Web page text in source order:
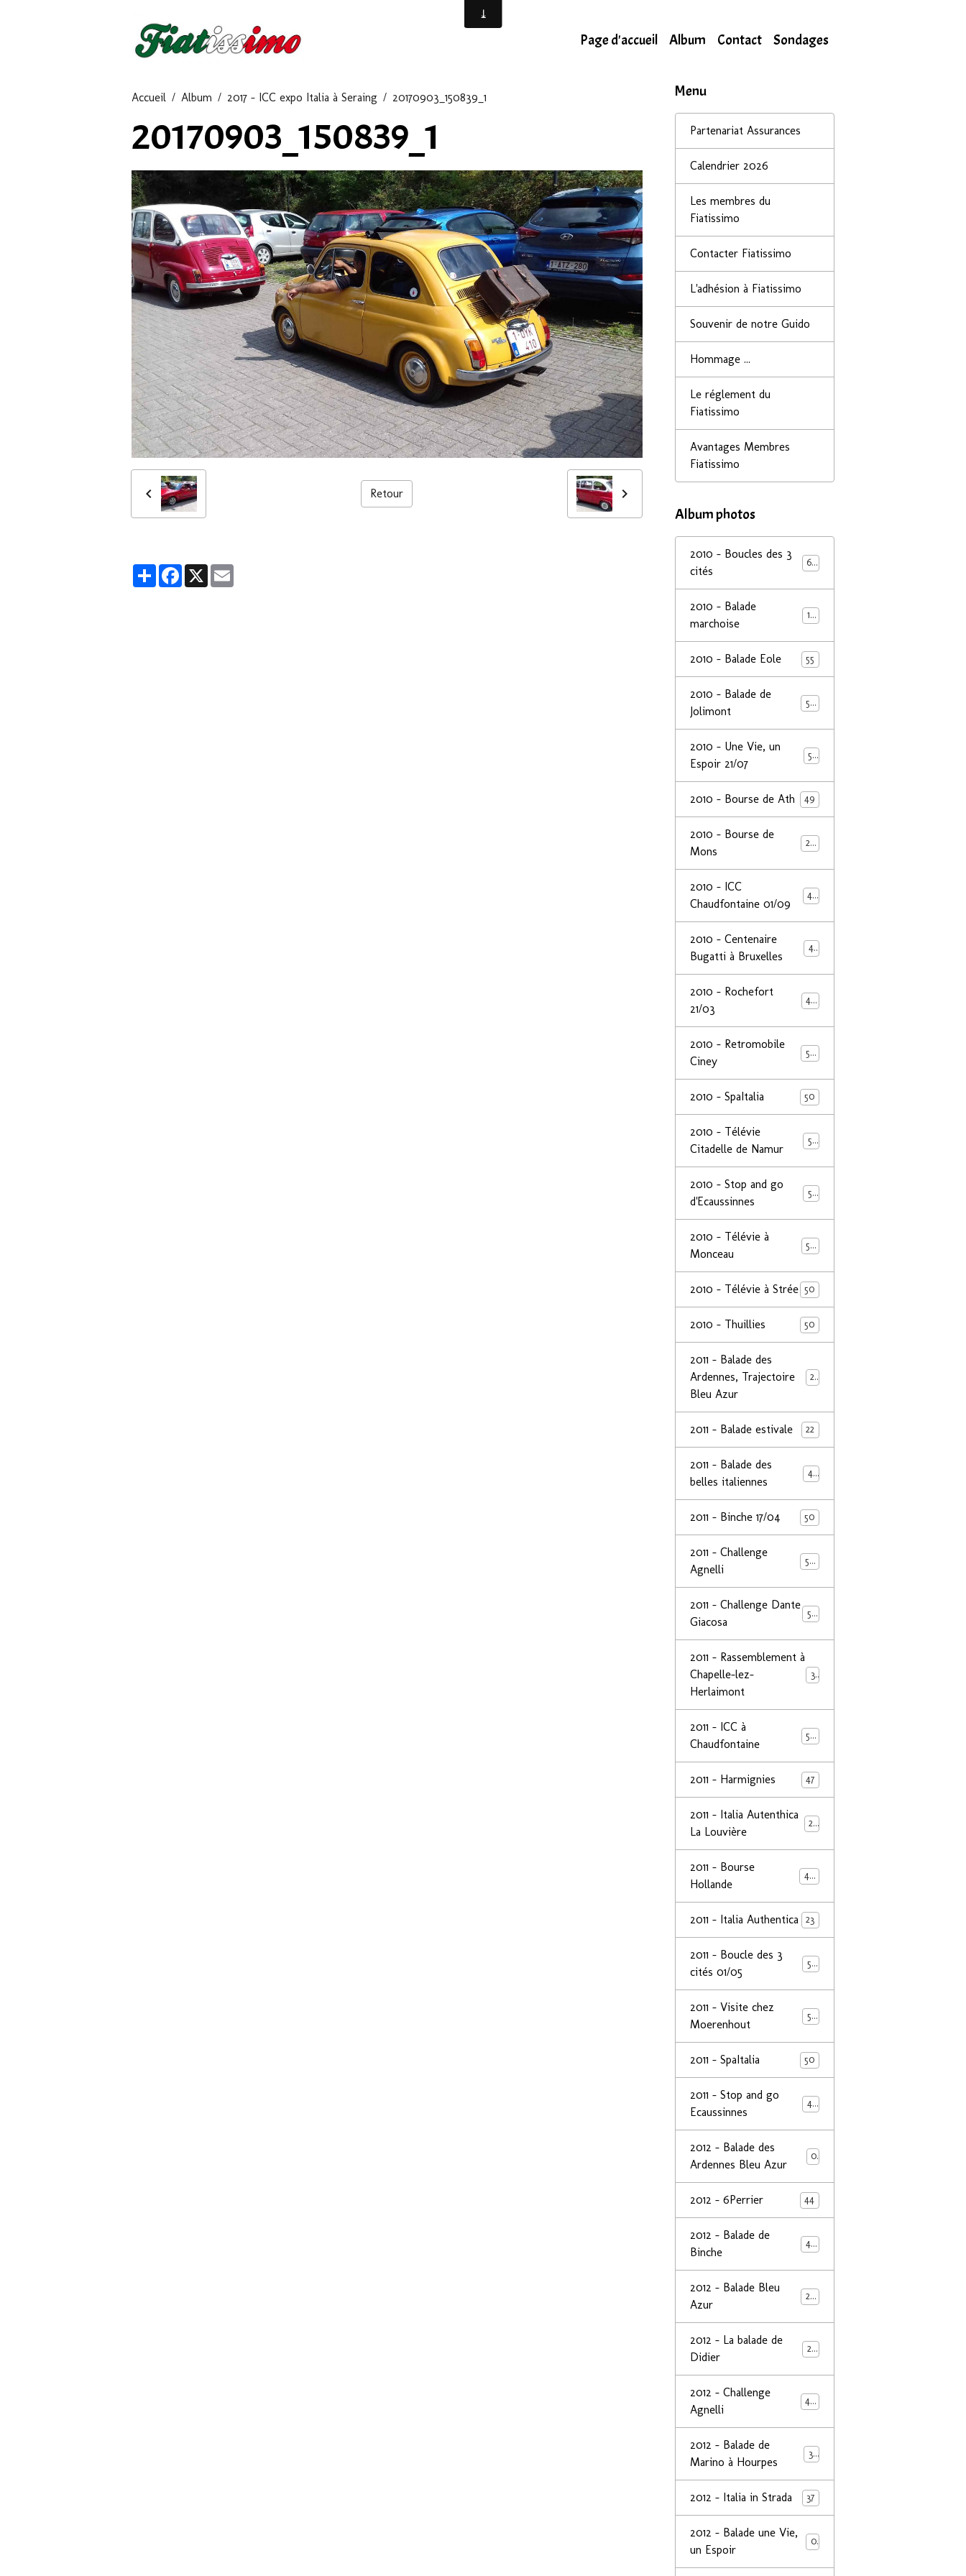
Page d'accueil Album Contact Sondages
Accueil Album 2017 - ICC expo Italia à Seraing 20170903_150839_1
20170903_150839_1
Retour
PartagerFacebook
X
Menu
Partenariat Assurances
Calendrier 2026
Les membres du
Fiatissimo
Contacter Fiatissimo
L'adhésion à Fiatissimo
Souvenir de notre Guido
Hommage ...
Le réglement du
Fiatissimo
Avantages Membres
Fiatissimo
Album photos
2010 - Boucles des 3
cités
68
2010 - Balade
marchoise
14
2010 - Balade Eole 55
2010 - Balade de
Jolimont
50
2010 - Une Vie, un
Espoir 21/07
53
2010 - Bourse de Ath 49
2010 - Bourse de
Mons
29
2010 - ICC
Chaudfontaine 01/09
44
2010 - Centenaire
Bugatti à Bruxelles
44
2010 - Rochefort
21/03
47
2010 - Retromobile
Ciney
50
2010 - SpaItalia 50
2010 - Télévie
Citadelle de Namur
50
2010 - Stop and go
d'Ecaussinnes
50
2010 - Télévie à
Monceau
50
2010 - Télévie à Strée 50
2010 - Thuillies 50
2011 - Balade des
Ardennes, Trajectoire
Bleu Azur
24
2011 - Balade estivale 22
2011 - Balade des
belles italiennes
49
2011 - Binche 17/04 50
2011 - Challenge
Agnelli
50
2011 - Challenge Dante
Giacosa
50
2011 - Rassemblement à
Chapelle-lez-
Herlaimont
32
2011 - ICC à
Chaudfontaine
50
2011 - Harmignies 47
2011 - Italia Autenthica
La Louvière
23
2011 - Bourse
Hollande
40
2011 - Italia Authentica 23
2011 - Boucle des 3
cités 01/05
50
2011 - Visite chez
Moerenhout
50
2011 - SpaItalia 50
2011 - Stop and go
Ecaussinnes
44
2012 - Balade des
Ardennes Bleu Azur
0
2012 - 6Perrier 44
2012 - Balade de
Binche
48
2012 - Balade Bleu
Azur
26
2012 - La balade de
Didier
25
2012 - Challenge
Agnelli
44
2012 - Balade de
Marino à Hourpes
39
2012 - Italia in Strada 37
2012 - Balade une Vie,
un Espoir
0